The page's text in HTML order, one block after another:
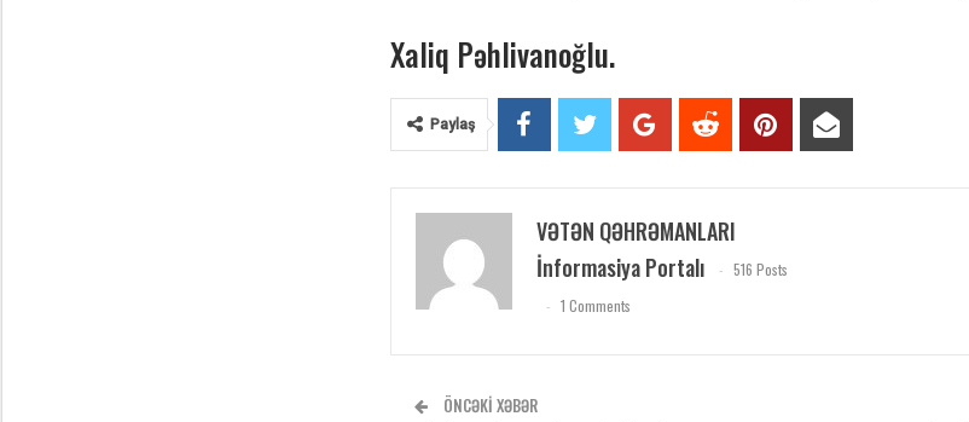
Xaliq Pəhlivanoğlu.
Paylaş
VƏTƏN QƏHRƏMANLARI
İnformasiya Portalı
516 Posts
1 Comments
ÖNCƏKI XƏBƏR